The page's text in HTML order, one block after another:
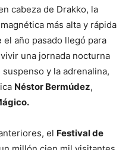
cabeza de Drakko, la
más alta y rápida
año pasado llegó para
una jornada nocturna
y la adrenalina,
Néstor Bermúdez,
el Festival de